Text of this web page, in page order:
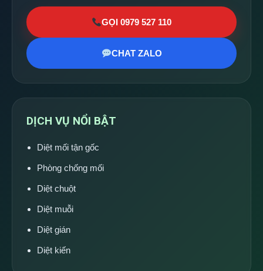
GỌI 0979 527 110
CHAT ZALO
DỊCH VỤ NỔI BẬT
Diệt mối tận gốc
Phòng chống mối
Diệt chuột
Diệt muỗi
Diệt gián
Diệt kiến